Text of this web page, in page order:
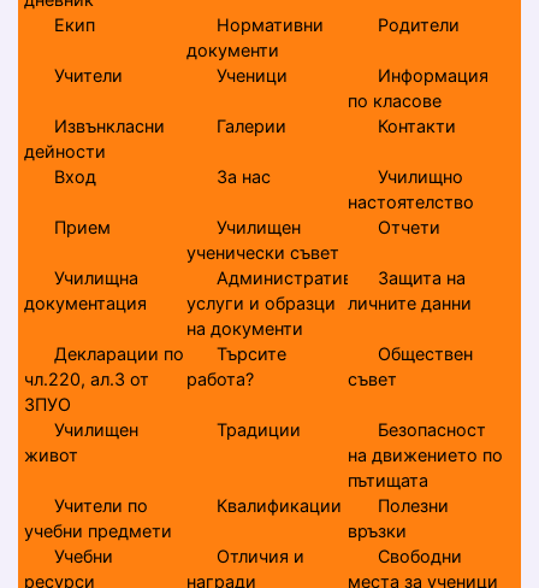
Екип
Нормативни
документи
Родители
Учители Ученици
Информация
по класове
Извънкласни
дейности
Галерии Контакти
Вход За нас
Училищно
настоятелство
Прием
Училищен
ученически съвет
Отчети
Училищна
документация
Административни
услуги и образци
на документи
Защита на
личните данни
Декларации по
чл.220, ал.3 от
ЗПУО
Търсите
работа?
Обществен
съвет
Училищен
живот
Традиции
Безопасност
на движението по
пътищата
Учители по
учебни предмети
Квалификации
Полезни
връзки
Учебни
ресурси
Отличия и
награди
Свободни
места за ученици